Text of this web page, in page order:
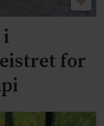
i
for